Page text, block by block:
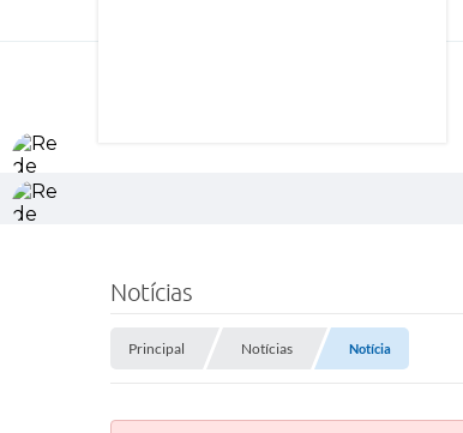
Notícias
Principal Notícias Notícia